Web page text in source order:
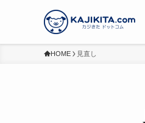
HOME 見直し